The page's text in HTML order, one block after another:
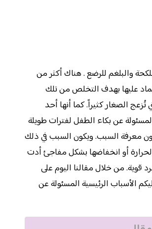
والبلغم للرضع . هناك أكثر من
عليها بهدف التخلص من تلك
تُزعج الصغار كثيراً. كما أنها أحد
عن بكاء الطفل لفترات طويلة
معرفة السبب. ويكون السبب في ذلك
أو انخفاضها بشكل مفاجئ أدت
قوية. من خلال مقالنا اليوم على
الأسباب الرئيسية المسئولة عن